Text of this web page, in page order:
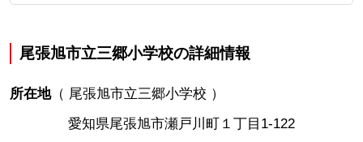
尾張旭市立三郷小学校の詳細情報
所在地（ 尾張旭市立三郷小学校 ）
愛知県尾張旭市瀬戸川町１丁目1-122